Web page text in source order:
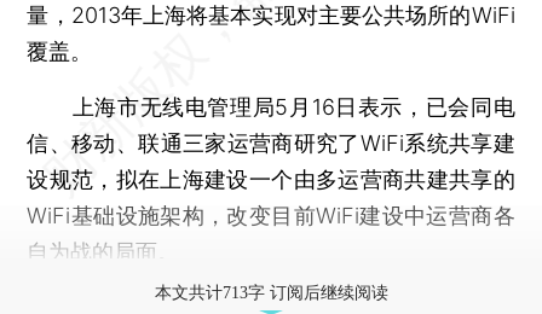
量，2013年上海将基本实现对主要公共场所的WiFi
覆盖。
上海市无线电管理局5月16日表示，已会同电
信、移动、联通三家运营商研究了WiFi系统共享建
设规范，拟在上海建设一个由多运营商共建共享的
WiFi基础设施架构，改变目前WiFi建设中运营商各
自为战的局面。
本文共计713字 订阅后继续阅读